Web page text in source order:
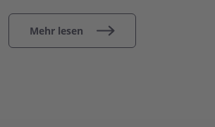
Mehr lesen